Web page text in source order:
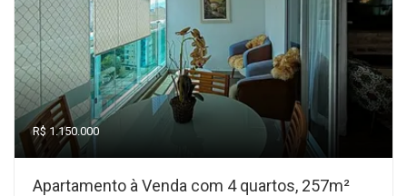
R$ 1.150.000
Apartamento à Venda com 4 quartos, 257m²